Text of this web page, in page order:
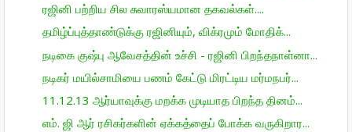
ரஜினி பற்றிய சில சுவாரஸ்யமான தகவல்கள்....
தமிழ்ப்புத்தாண்டுக்கு ரஜினியும், விக்ரமும் மோதிக்...
நடிகை குஷ்பு ஆவேசத்தின் உச்சி - ரஜினி பிறந்தநாள்னா...
நடிகர் மயில்சாமியை பணம் கேட்டு மிரட்டிய மர்மநபர்...
11.12.13 ஆர்யாவுக்கு மறக்க முடியாத பிறந்த தினம்...
எம்‌. ஜி ஆர் ரசிகர்களின் ஏக்கத்தைப் போக்க வருகிறார...